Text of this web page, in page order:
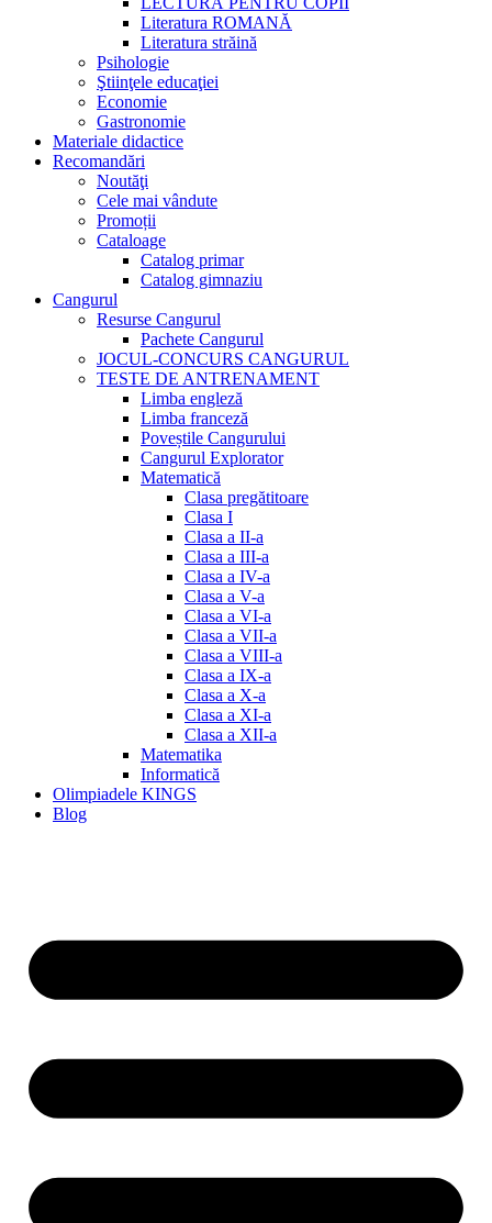
Literatura ROMANĂ
Literatura străină
Psihologie
Ştiinţele educaţiei
Economie
Gastronomie
Materiale didactice
Recomandări
Noutăţi
Cele mai vândute
Promoții
Cataloage
Catalog primar
Catalog gimnaziu
Cangurul
Resurse Cangurul
Pachete Cangurul
JOCUL-CONCURS CANGURUL
TESTE DE ANTRENAMENT
Limba engleză
Limba franceză
Poveștile Cangurului
Cangurul Explorator
Matematică
Clasa pregătitoare
Clasa I
Clasa a II-a
Clasa a III-a
Clasa a IV-a
Clasa a V-a
Clasa a VI-a
Clasa a VII-a
Clasa a VIII-a
Clasa a IX-a
Clasa a X-a
Clasa a XI-a
Clasa a XII-a
Matematika
Informatică
Olimpiadele KINGS
Blog